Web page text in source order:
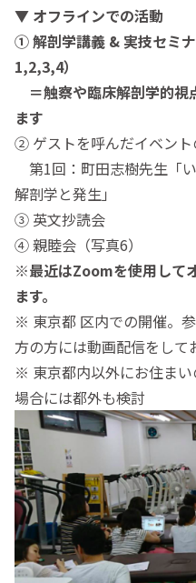
▼ オフラインでの活動
① 解剖学講義 & 実技セミ
1,2,3,4）
＝触察や臨床解剖学的視
ます
② ゲストを呼んだイベント
第1回：町田志樹先生「
解剖学と発生」
③ 英文抄読会
④ 親睦会（写真6）
※最近はZoomを使用して
ます。
※ 東京都 区内での開催。
方の方には動画配信をして
※ 東京都内以外にお住ま
場合には都外も検討